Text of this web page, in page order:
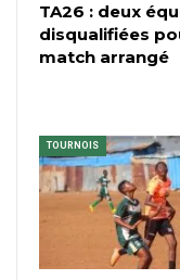
TA26 : deux
disqualifiées
match arrangé
TOURNOIS